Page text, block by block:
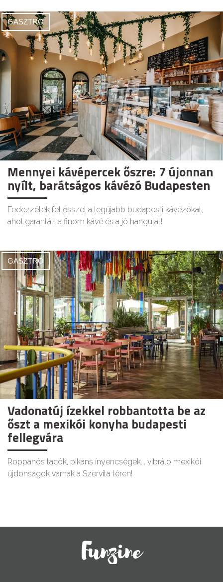
GASZTRO
Mennyei kávépercek őszre: 7 újonnan
nyílt, barátságos kávézó Budapesten
Fedezzétek fel ősszel a legújabb budapesti kávézókat,
ahol garantált a finom kávé és a jó hangulat!
GASZTRO
Vadonatúj ízekkel robbantotta be az
őszt a mexikói konyha budapesti
fellegvára
Roppanós tacók, pikáns ínyencségek... vibráló mexikói
újdonságok várnak a Szervita téren!